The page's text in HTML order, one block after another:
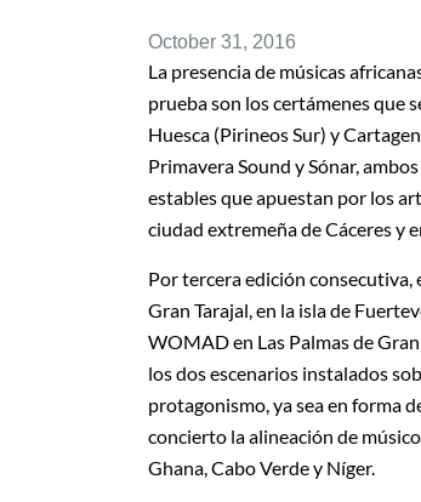
October 31, 2016
La presencia de músicas
prueba son los certámenes que
Huesca (Pirineos Sur) y
Primavera Sound y Sónar,
estables que apuestan por los
ciudad extremeña de Cáceres y
Por tercera edición consecutiva,
Gran Tarajal, en la isla de
WOMAD en Las Palmas de
los dos escenarios instalados
protagonismo, ya sea en forma
concierto la alineación de
Ghana, Cabo Verde y Níger.